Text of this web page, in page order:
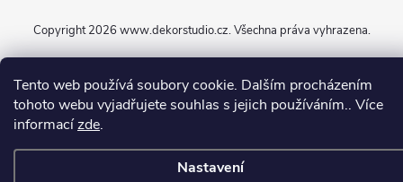
Tento web používá soubory cookie. Dalším procházením
tohoto webu vyjadřujete souhlas s jejich používáním.. Více
informacízde.
Nastavení
Copyright 2026 www.dekorstudio.cz. Všechna práva vyhrazena.